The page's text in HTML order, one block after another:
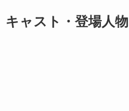
キャスト・登場人物